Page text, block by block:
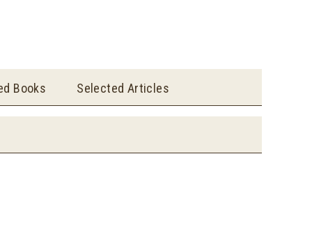
Books Selected Articles